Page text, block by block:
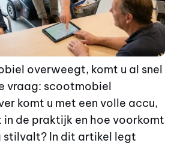
overweegt, komt u al snel
vraag: scootmobiel
komt u met een volle accu,
de praktijk en hoe voorkomt
stilvalt? In dit artikel legt